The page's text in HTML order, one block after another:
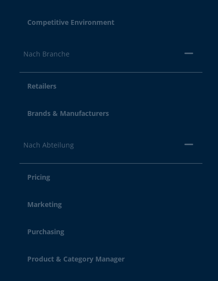
Competitive Environment
Nach Branche
Retailers
Brands & Manufacturers
Nach Abteilung
Pricing
Marketing
Purchasing
Product & Category Manager